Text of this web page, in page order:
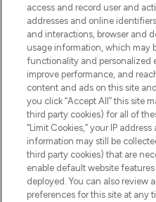
access and record user and
addresses and online
and interactions, browser and
usage information, which may
functionality and personalized
improve performance, and
content and ads on this site
you click “Accept All” this site
third party cookies) for all of
“Limit Cookies,” your IP
information may still be
third party cookies) that are
enable default website
deployed. You can also review
preferences for this site at any